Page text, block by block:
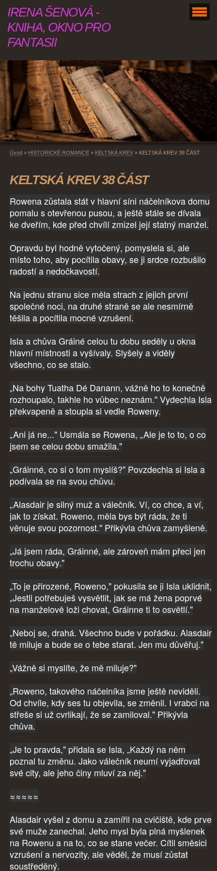
IRENA ŠENOVÁ -
KNIHA, OKNO PRO
FANTASII
Úvod » HISTORICKÉ ROMANCE » KELTSKÁ KREV » KELTSKÁ KREV 38 ČÁST
KELTSKÁ KREV 38 ČÁST
Rowena zůstala stát v hlavní síni náčelníkova domu
pomalu s otevřenou pusou, a ještě stále se dívala
ke dveřím, kde před chvílí zmizel její statný manžel.
Opravdu byl hodně vytočený, pomyslela si, ale
místo toho, aby pocítila obavy, se ji srdce rozbušilo
radostí a nedočkavostí.
Na jednu stranu sice měla strach z jejich první
společné noci, na druhé straně se ale nesmírně
těšila a pocítila mocné vzrušení.
Isla a chůva Gráiné celou tu dobu seděly u okna
hlavní místnosti a vyšívaly. Slyšely a viděly
všechno, co se stalo.
„Na bohy Tuatha Dé Danann, vážně ho to konečně
rozhoupalo, takhle ho vůbec neznám." Vydechla Isla
překvapeně a stoupla si vedle Roweny.
„Ani já ne..." Usmála se Rowena, „Ale je to to, o co
jsem se celou dobu smažila."
„Gráinné, co si o tom myslíš?" Povzdechla si Isla a
podívala se na svou chůvu.
„Alasdair je silný muž a válečník. Ví, co chce, a ví,
jak to získat. Roweno, měla bys být ráda, že ti
věnuje svou pozornost." Přikývla chůva zamyšleně.
„Já jsem ráda, Gráinné, ale zároveň mám přeci jen
trochu obavy."
„To je přirozené, Roweno," pokusila se ji Isla uklidnit,
„Jestli potřebuješ vysvětlit, jak se má žena poprvé
na manželově loži chovat, Gráinne ti to osvětlí."
„Neboj se, drahá. Všechno bude v pořádku. Alasdair
tě miluje a bude se o tebe starat. Jen mu důvěřuj."
„Vážně si myslíte, že mě miluje?"
„Roweno, takového náčelníka jsme ještě neviděli.
Od chvíle, kdy ses tu objevila, se změnil. I vrabci na
střeše si už cvrlikají, že se zamiloval." Přikývla
chůva.
„Je to pravda," přidala se Isla, „Každý na něm
poznal tu změnu. Jako válečník neumí vyjadřovat
své city, ale jeho činy mluví za něj."
≈≈≈≈≈
Alasdair vyšel z domu a zamířil na cvičiště, kde prve
své muže zanechal. Jeho mysl byla plná myšlenek
na Rowenu a na to, co se stane večer. Cítil směsici
vzrušení a nervozity, ale věděl, že musí zůstat
soustředěný.